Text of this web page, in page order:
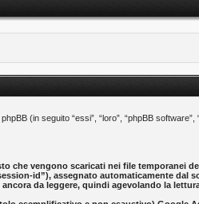
(in seguito “essi”, “loro”, “phpBB software”,
che vengono scaricati nei file temporanei
id”), assegnato automaticamente dal
da leggere, quindi agevolando la